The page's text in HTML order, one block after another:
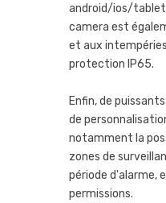
android/ios/
camera est
et aux
protection IP65.
Enfin, de
de
notamment la
zones de
période d'alarme,
permissions.